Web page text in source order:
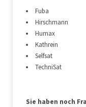
Fuba
Hirschmann
Humax
Kathrein
Selfsat
TechniSat
Sie haben noch